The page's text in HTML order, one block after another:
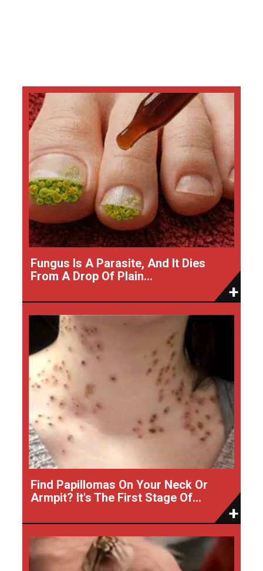
Fungus Is A Parasite, And It Dies
From A Drop Of Plain...
Find Papillomas On Your Neck Or
Armpit? It's The First Stage Of...